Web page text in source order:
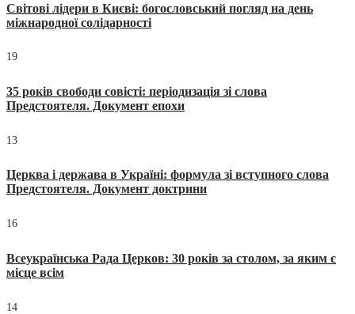
Світові лідери в Києві: богословський погляд на день
міжнародної солідарності
19
35 років свободи совісті: періодизація зі слова
Предстоятеля. Документ епохи
13
Церква і держава в Україні: формула зі вступного слова
Предстоятеля. Документ доктрини
16
Всеукраїнська Рада Церков: 30 років за столом, за яким є
місце всім
14